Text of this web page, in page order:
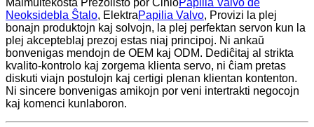
Malmultekosta Prezolisto por ĈinioPapilia Valvo de
Neoksidebla Ŝtalo, ElektraPapilia Valvo, Provizi la plej
bonajn produktojn kaj solvojn, la plej perfektan servon kun la
plej akcepteblaj prezoj estas niaj principoj. Ni ankaŭ
bonvenigas mendojn de OEM kaj ODM. Dediĉitaj al strikta
kvalito-kontrolo kaj zorgema klienta servo, ni ĉiam pretas
diskuti viajn postulojn kaj certigi plenan klientan kontenton.
Ni sincere bonvenigas amikojn por veni intertrakti negocojn
kaj komenci kunlaboron.